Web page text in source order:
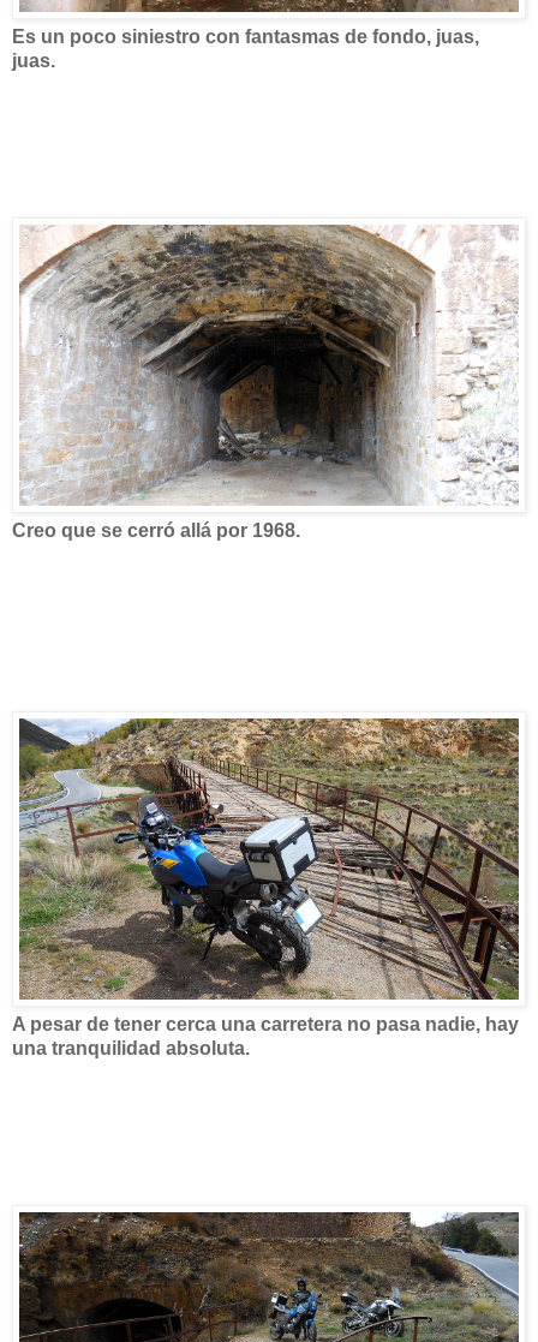
Es un poco siniestro con fantasmas de fondo, juas,
juas.
Creo que se cerró allá por 1968.
A pesar de tener cerca una carretera no pasa nadie, hay
una tranquilidad absoluta.